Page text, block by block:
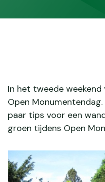
In het tweede
Open
paar tips voor een
groen tijdens Open